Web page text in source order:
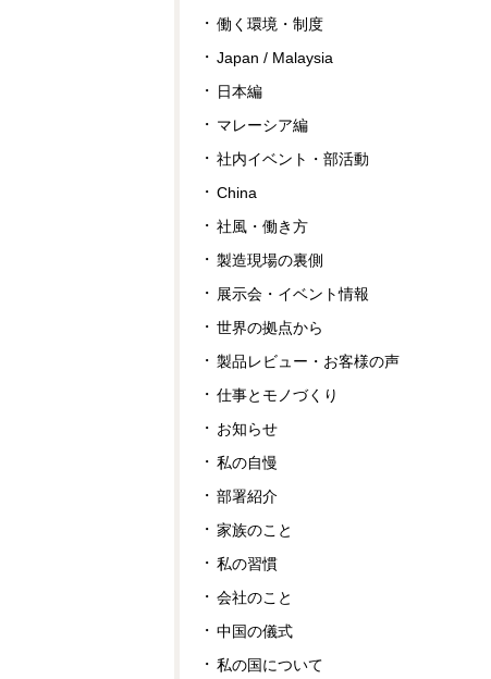
働く環境・制度
Japan / Malaysia
日本編
マレーシア編
社内イベント・部活動
China
社風・働き方
製造現場の裏側
展示会・イベント情報
世界の拠点から
製品レビュー・お客様の声
仕事とモノづくり
お知らせ
私の自慢
部署紹介
家族のこと
私の習慣
会社のこと
中国の儀式
私の国について